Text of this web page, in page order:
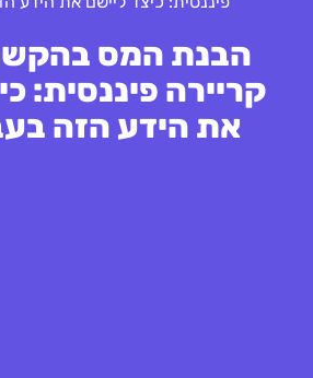
הבנת המס
קריירה פיננסית:
את הידע הזה